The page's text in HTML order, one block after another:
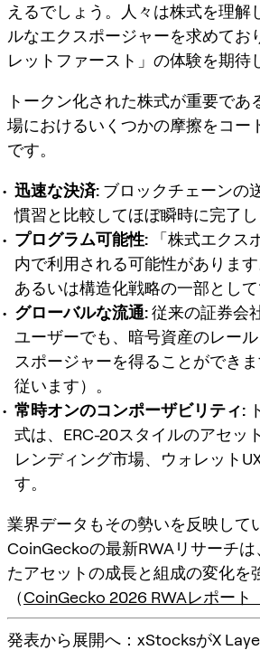
えるでしょう。人々は株式を理解
ルなエクスポージャーを求めてお
レットファースト」の体験を期待
トークン化された株式が重要であ
場におけるいくつかの摩擦をコー
です。
迅速な決済: ブロックチェーンの
慣習と比較してほぼ瞬時に完了し
プログラム可能性: 「株式エクス
内で利用される可能性があります
あるいは構造化戦略の一部として
グローバルな流通:従来の証券会
ユーザーでも、暗号資産のレー
スポージャーを得ることができ
従います）。
常時オンのコンポーザビリティ:
式は、ERC-20スタイルのアセッ
レンディング市場、ウォレット
す。
業界データもその勢いを反映して
CoinGeckoの最新RWAリサーチ
たアセットの成長と組成の変化を
（CoinGecko 2026 RWAレポート
発表から展開へ：xStocksがX